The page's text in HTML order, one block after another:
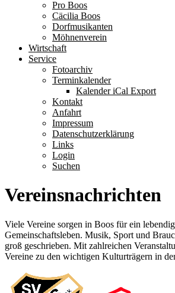
Pro Boos
Cäcilia Boos
Dorfmusikanten
Möhnenverein
Wirtschaft
Service
Fotoarchiv
Terminkalender
Kalender iCal Export
Kontakt
Anfahrt
Impressum
Datenschutzerklärung
Links
Login
Suchen
Vereinsnachrichten
Viele Vereine sorgen in Boos für ein
Gemeinschaftsleben. Musik, Sport und
groß geschrieben. Mit zahlreichen
Vereine zu den wichtigen Kulturträgern in